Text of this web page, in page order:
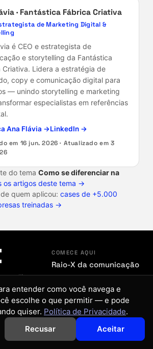
· Fantástica Fábrica Criativa
de Marketing Digital &
é CEO e estrategista de
e storytelling da Fantástica
Criativa. Lidera a estratégia de
copy e comunicação digital para
— unindo storytelling e marketing
especialistas em referências
Ana Flávia →LinkedIn →
em 16 jun. 2026 · Atualizado em3
do tema Como se diferenciar na
os artigos deste tema →
quem aplicou: cases de +5.000
treinadas →
TikTok
COMECE AQUI
Raio-X da comunicação
entender como você navega e
escolhe o que permitir — e pode
quiser. Política de Privacidade.
Recusar Aceitar